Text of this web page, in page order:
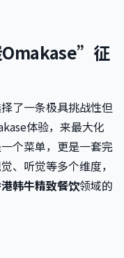
Omakase”征
了一条极具挑战性但
体验，来最大化
个菜单，更是一套完
、听觉等多个维度，
韩牛精致餐饮领域的